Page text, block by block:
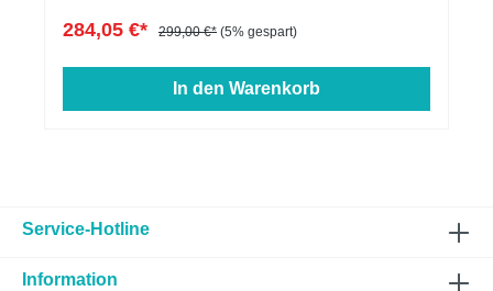
284,05 €* 299,00 €* (5% gespart)
In den Warenkorb
Service-Hotline
Information